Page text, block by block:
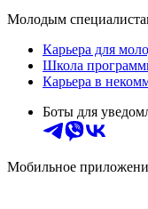
Молодым
Карьера для
Школа
Карьера в
Боты для
Мобильное